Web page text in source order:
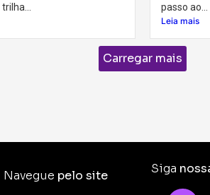
passo ao...
Leia mais
Carregar mais
Navegue pelo site Siga